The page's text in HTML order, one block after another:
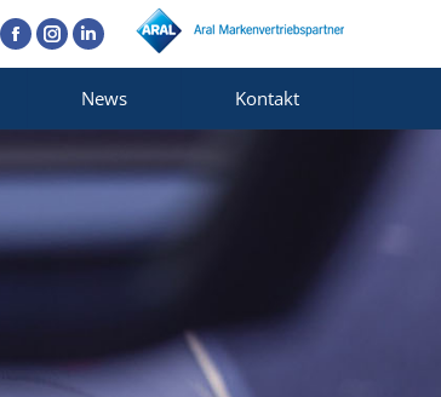
Facebook
InstagramLinkedin
News Kontakt